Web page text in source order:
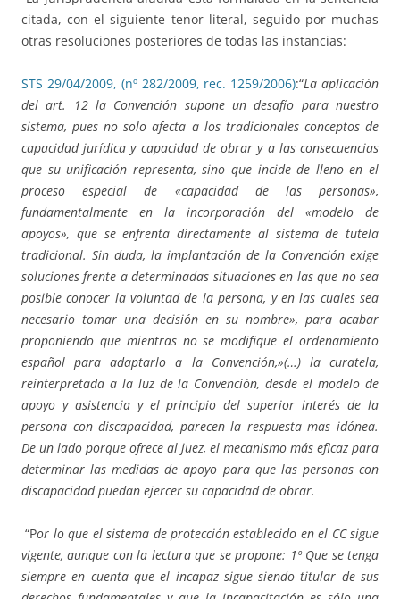
citada, con el siguiente tenor literal, seguido por muchas
otras resoluciones posteriores de todas las instancias:
STS 29/04/2009, (nº 282/2009, rec. 1259/2006):“La aplicación
del art. 12 la Convención supone un desafío para nuestro
sistema, pues no solo afecta a los tradicionales conceptos de
capacidad jurídica y capacidad de obrar y a las consecuencias
que su unificación representa, sino que incide de lleno en el
proceso especial de «capacidad de las personas»,
fundamentalmente en la incorporación del «modelo de
apoyos», que se enfrenta directamente al sistema de tutela
tradicional. Sin duda, la implantación de la Convención exige
soluciones frente a determinadas situaciones en las que no sea
posible conocer la voluntad de la persona, y en las cuales sea
necesario tomar una decisión en su nombre», para acabar
proponiendo que mientras no se modifique el ordenamiento
español para adaptarlo a la Convención,»(…) la curatela,
reinterpretada a la luz de la Convención, desde el modelo de
apoyo y asistencia y el principio del superior interés de la
persona con discapacidad, parecen la respuesta mas idónea.
De un lado porque ofrece al juez, el mecanismo más eficaz para
determinar las medidas de apoyo para que las personas con
discapacidad puedan ejercer su capacidad de obrar.
“Por lo que el sistema de protección establecido en el CC sigue
vigente, aunque con la lectura que se propone: 1º Que se tenga
siempre en cuenta que el incapaz sigue siendo titular de sus